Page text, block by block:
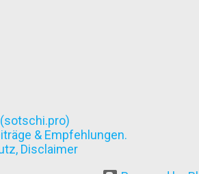
& Empfehlungen.
Disclaimer